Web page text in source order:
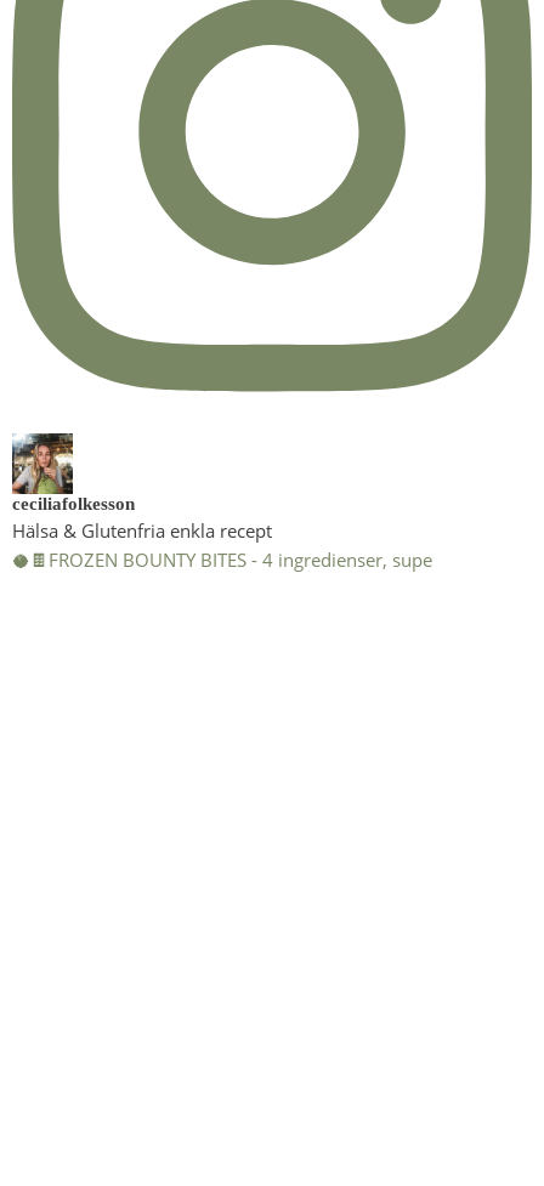
ceciliafolkesson
Hälsa & Glutenfria enkla recept
🥥🍫FROZEN BOUNTY BITES - 4 ingredienser, supe